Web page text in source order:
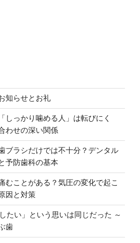
知らせとお礼
しっかり噛める人」は転びにく
わせの深い関係
ブラシだけでは不十分？デンタル
予防歯科の基本
むことがある？気圧の変化で起こ
因と対策
たい」という思いは同じだった ～
歯